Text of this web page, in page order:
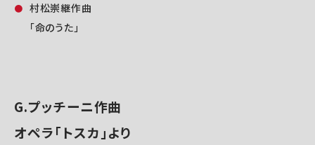
村松崇継作曲
「命のうた」
G.プッチーニ作曲
オペラ「トスカ」より